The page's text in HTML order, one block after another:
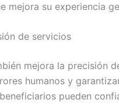
mejora su experiencia
de servicios
mejora la precisión
humanos y
pueden